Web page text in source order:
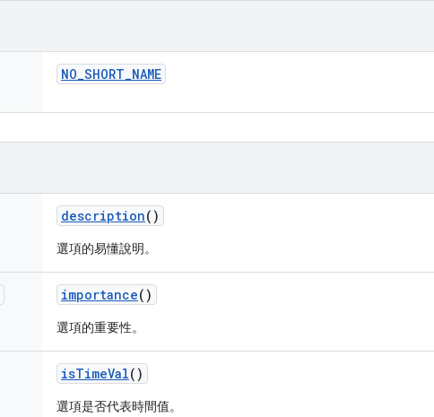
NO_SHORT_NAME
description()
選項的易懂說明。
importance()
選項的重要性。
isTimeVal()
選項是否代表時間值。